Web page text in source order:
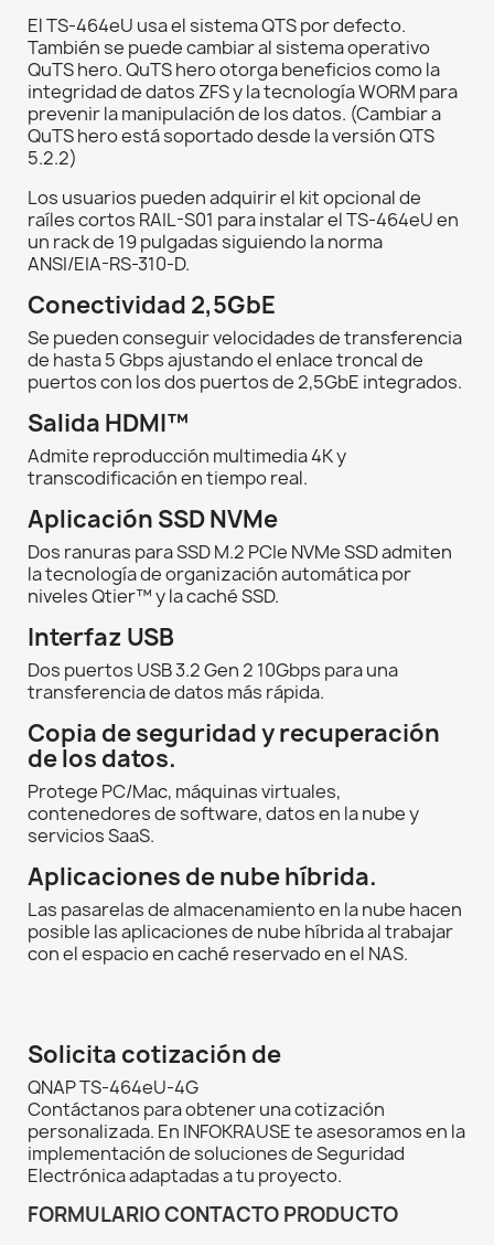
El TS-464eU usa el sistema QTS por defecto.
También se puede cambiar al sistema operativo
QuTS hero. QuTS hero otorga beneficios como la
integridad de datos ZFS y la tecnología WORM para
prevenir la manipulación de los datos. (Cambiar a
QuTS hero está soportado desde la versión QTS
5.2.2)
Los usuarios pueden adquirir el kit opcional de
raíles cortos RAIL-S01 para instalar el TS-464eU en
un rack de 19 pulgadas siguiendo la norma
ANSI/EIA-RS-310-D.
Conectividad 2,5GbE
Se pueden conseguir velocidades de transferencia
de hasta 5 Gbps ajustando el enlace troncal de
puertos con los dos puertos de 2,5GbE integrados.
Salida HDMI™
Admite reproducción multimedia 4K y
transcodificación en tiempo real.
Aplicación SSD NVMe
Dos ranuras para SSD M.2 PCIe NVMe SSD admiten
la tecnología de organización automática por
niveles Qtier™ y la caché SSD.
Interfaz USB
Dos puertos USB 3.2 Gen 2 10Gbps para una
transferencia de datos más rápida.
Copia de seguridad y recuperación
de los datos.
Protege PC/Mac, máquinas virtuales,
contenedores de software, datos en la nube y
servicios SaaS.
Aplicaciones de nube híbrida.
Las pasarelas de almacenamiento en la nube hacen
posible las aplicaciones de nube híbrida al trabajar
con el espacio en caché reservado en el NAS.
Solicita cotización de
QNAP TS-464eU-4G
Contáctanos para obtener una cotización
personalizada. En INFOKRAUSE te asesoramos en la
implementación de soluciones de Seguridad
Electrónica adaptadas a tu proyecto.
FORMULARIO CONTACTO PRODUCTO